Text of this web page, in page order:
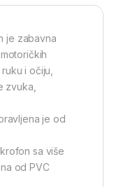
je zabavna
i očiju,
zvuka,
je od
sa više
od PVC